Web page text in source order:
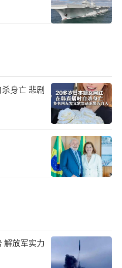
“无可替代”：一场被
用品的局势只是冰山一
大到医疗、教育、家庭
将引发更广泛的连锁反
的负面效应，有美国专
“制造回归”口号时，忽
持竞争力。
身亡 悲剧
解放军实力